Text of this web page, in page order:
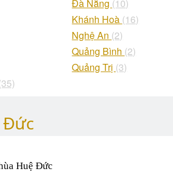
Đà Nẵng (10)
Khánh Hoà (16)
Nghệ An (2)
Quảng Bình (2)
Quảng Trị (3)
Đức
Huệ Đức